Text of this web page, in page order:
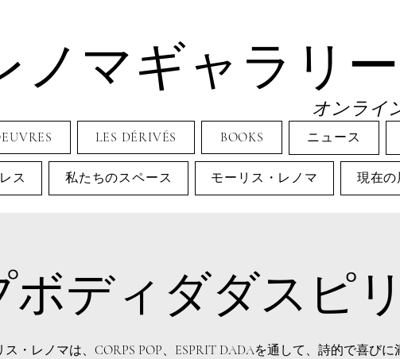
ノマギャラリー
オンライ
LES DÉRIVÉS BOOKS ニュース
ス 私たちのスペース モーリス・レノマ 現在の
ボディダダスピ
ス・レノマは、CORPS POP、ESPRIT DADAを通して、詩的で喜びに